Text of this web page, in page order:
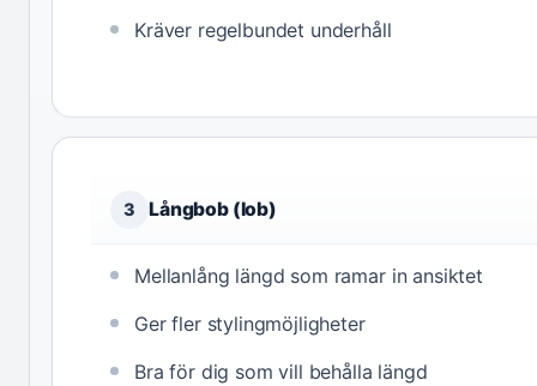
Kräver regelbundet underhåll
3 Långbob (lob)
Mellanlång längd som ramar in ansiktet
Ger fler stylingmöjligheter
Bra för dig som vill behålla längd